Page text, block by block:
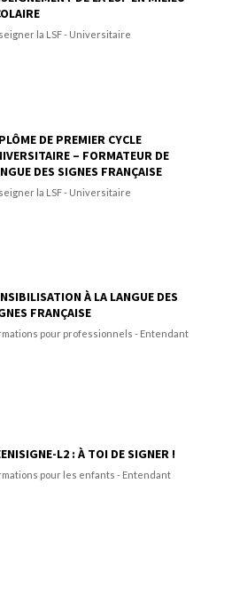
la LSF - Universitaire
DE PREMIER CYCLE
– FORMATEUR DE
DES SIGNES FRANÇAISE
la LSF - Universitaire
À LA LANGUE DES
FRANÇAISE
pour professionnels - Entendant
L2 : À TOI DE SIGNER !
pour les enfants - Entendant